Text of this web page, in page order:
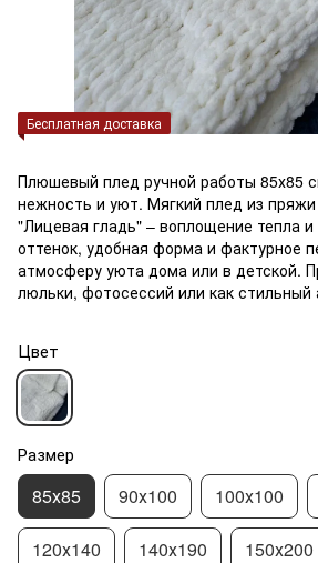
Бесплатная доставка
Плюшевый плед ручной работы 85х85
нежность и уют. Мягкий плед из пряжи
"Лицевая гладь" – воплощение тепла
оттенок, удобная форма и фактурное
атмосферу уюта дома или в детской.
люльки, фотосессий или как стильный
Цвет
Размер
85х85 90х100 100х100
120х140 140х190 150х200